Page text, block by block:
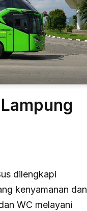
dilengkapi
kenyamanan dan
WC melayani